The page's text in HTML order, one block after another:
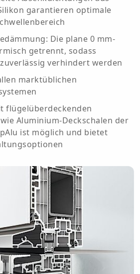
garantieren optimale
Die plane 0 mm-
getrennt, sodass
verhindert werden
marktüblichen
flügelüberdeckenden
Aluminium-Deckschalen der
ist möglich und bietet